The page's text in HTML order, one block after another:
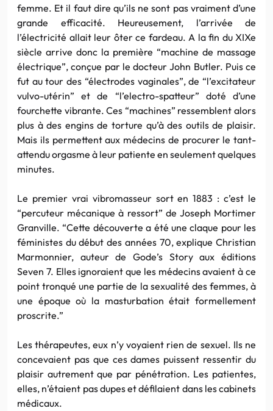
femme. Et il faut dire qu’ils ne sont pas vraiment d’une
grande efficacité. Heureusement, l’arrivée de
l’électricité allait leur ôter ce fardeau. A la fin du XIXe
siècle arrive donc la première “machine de massage
électrique”, conçue par le docteur John Butler. Puis ce
fut au tour des “électrodes vaginales”, de “l’excitateur
vulvo-utérin” et de “l’electro-spatteur” doté d’une
fourchette vibrante. Ces “machines” ressemblent alors
plus à des engins de torture qu’à des outils de plaisir.
Mais ils permettent aux médecins de procurer le tant-
attendu orgasme à leur patiente en seulement quelques
minutes.
Le premier vrai vibromasseur sort en 1883 : c’est le
“percuteur mécanique à ressort” de Joseph Mortimer
Granville. “Cette découverte a été une claque pour les
féministes du début des années 70, explique Christian
Marmonnier, auteur de Gode’s Story aux éditions
Seven 7. Elles ignoraient que les médecins avaient à ce
point tronqué une partie de la sexualité des femmes, à
une époque où la masturbation était formellement
proscrite.”
Les thérapeutes, eux n’y voyaient rien de sexuel. Ils ne
concevaient pas que ces dames puissent ressentir du
plaisir autrement que par pénétration. Les patientes,
elles, n’étaient pas dupes et défilaient dans les cabinets
médicaux.